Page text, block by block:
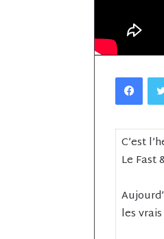
C’est
Le Fast
les